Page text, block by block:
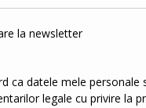
la newsletter
ca datele mele personale
legale cu privire la